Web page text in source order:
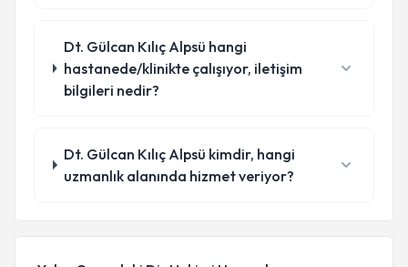
Dt. Gülcan Kılıç Alpsü hangi
hastanede/klinikte çalışıyor, iletişim
bilgileri nedir?
Dt. Gülcan Kılıç Alpsü kimdir, hangi
uzmanlık alanında hizmet veriyor?